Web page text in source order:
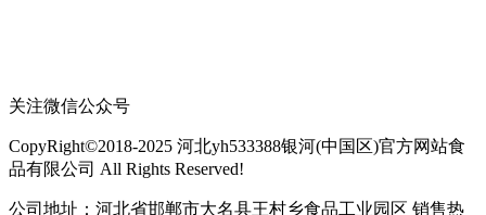
关注微信公众号
CopyRight©2018-2025 河北yh533388银河(中国区)官方网站食
品有限公司 All Rights Reserved!
公司地址：河北省邯郸市大名县王村乡食品工业园区 销售热